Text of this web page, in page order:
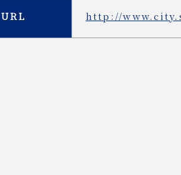
URL http://